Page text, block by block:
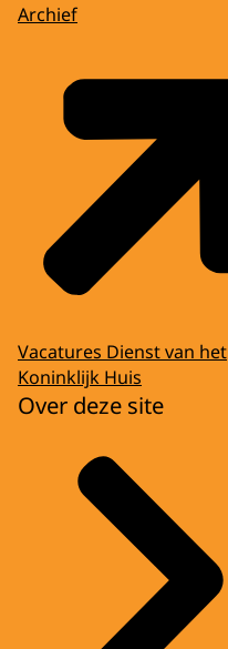
Archief
Vacatures Dienst van het
Koninklijk Huis
Over deze site